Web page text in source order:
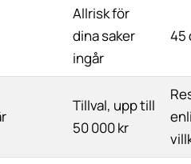
Allrisk för
dina saker
ingår
45
Tillval, upp till
50 000 kr